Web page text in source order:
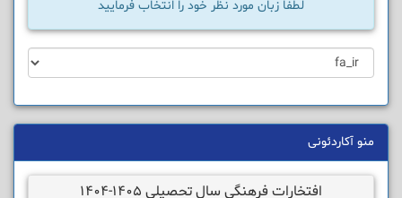
لطفا زبان مورد نظر خود را انتخاب فرمایید
منو آکاردئونی
افتخارات فرهنگی سال تحصیلی 1405-1404